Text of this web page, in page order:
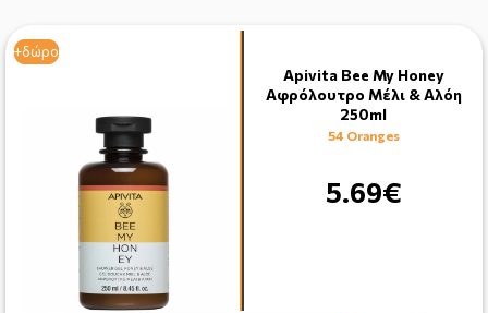
+δώρο
+δώρο
Apivita Bee My Honey
Αφρόλουτρο Μέλι & Αλόη
250ml
54 Oranges
5.69€